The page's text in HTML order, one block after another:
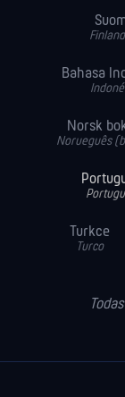
Bahasa
Norsk
Norueguês
Turkce
Turco